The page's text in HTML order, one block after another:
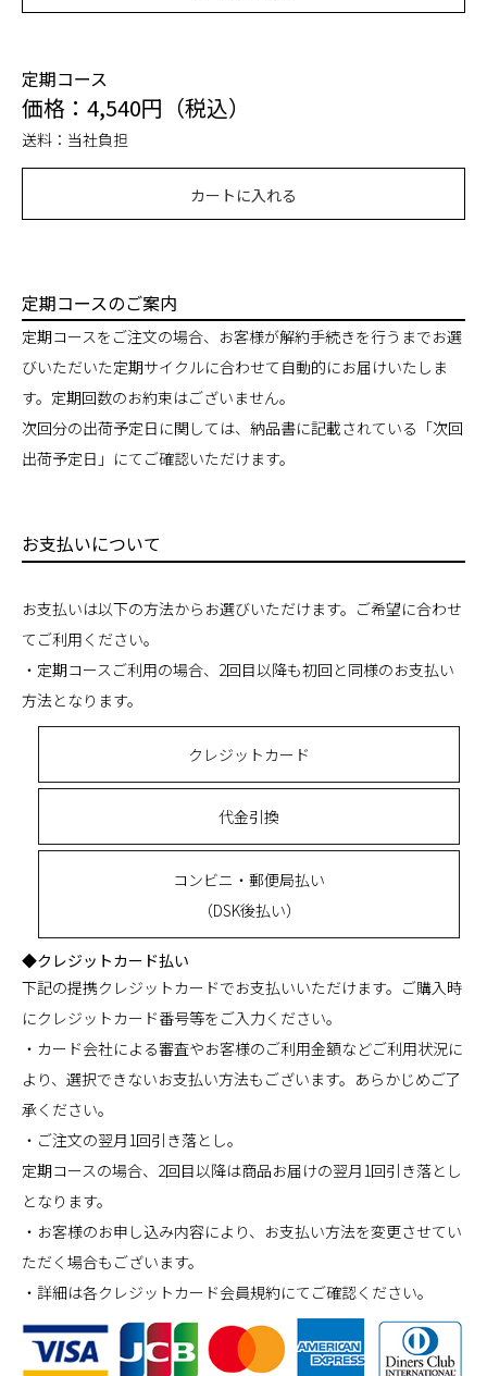
定期コース
価格：4,540円（税込）
送料：当社負担
カートに入れる
定期コースのご案内
定期コースをご注文の場合、お客様が解約手続きを行うまでお選
びいただいた定期サイクルに合わせて自動的にお届けいたしま
す。定期回数のお約束はございません。
次回分の出荷予定日に関しては、納品書に記載されている「次回
出荷予定日」にてご確認いただけます。
お支払いについて
お支払いは以下の方法からお選びいただけます。ご希望に合わせ
てご利用ください。
・定期コースご利用の場合、2回目以降も初回と同様のお支払い
方法となります。
クレジットカード
代金引換
コンビニ・郵便局払い
（DSK後払い）
◆クレジットカード払い
下記の提携クレジットカードでお支払いいただけます。ご購入時
にクレジットカード番号等をご入力ください。
・カード会社による審査やお客様のご利用金額などご利用状況に
より、選択できないお支払い方法もございます。あらかじめご了
承ください。
・ご注文の翌月1回引き落とし。
定期コースの場合、2回目以降は商品お届けの翌月1回引き落とし
となります。
・お客様のお申し込み内容により、お支払い方法を変更させてい
ただく場合もございます。
・詳細は各クレジットカード会員規約にてご確認ください。